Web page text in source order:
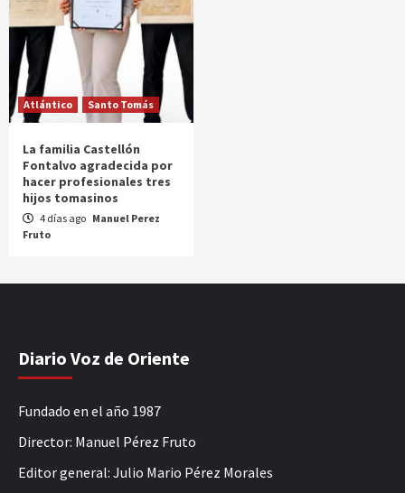
Atlántico Santo Tomás
La familia Castellón
Fontalvo agradecida por
hacer profesionales tres
hijos tomasinos
4 días ago Manuel Perez
Fruto
Diario Voz de Oriente
Fundado en el año 1987
Director: Manuel Pérez Fruto
Editor general: Julio Mario Pérez Morales